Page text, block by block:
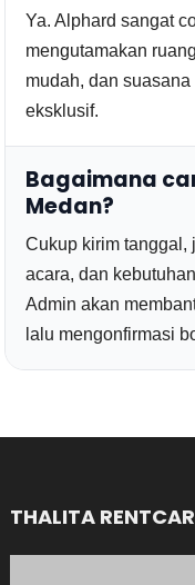
Ya. Alphard sangat
mengutamakan
mudah, dan
eksklusif.
Bagaimana
Medan?
Cukup kirim tanggal,
acara, dan
Admin akan
lalu mengonfirmasi
THALITA RENTCAR